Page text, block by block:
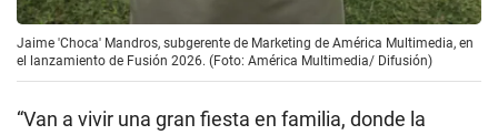
Jaime 'Choca' Mandros, subgerente de Marketing de América Multimedia, en
el lanzamiento de Fusión 2026. (Foto: América Multimedia/ Difusión)
“Van a vivir una gran fiesta en familia, donde la